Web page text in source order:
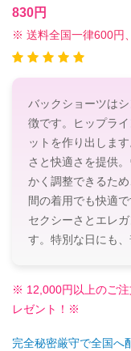
830円
※ 送料全国一律600円
バックショーツは
徴です。ヒップラ
ットを作り出しま
さと快適さを提供
かく調整できるた
間の着用でも快適
セクシーさとエレ
す。特別な日にも
※ 12,000円以上のご
レゼント！※
完全秘密厳守で全国へ